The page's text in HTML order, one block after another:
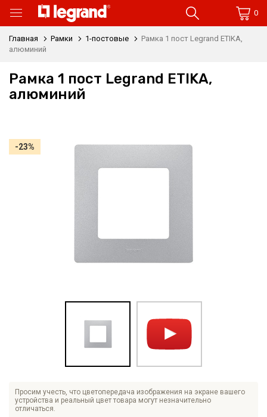
0
Главная Рамки 1-постовые
Рамка 1 пост Legrand ETIKA,
алюминий
Рамка 1 пост Legrand ETIKA,
алюминий
Просим учесть, что цветопередача изображения на экране вашего
устройства и реальный цвет товара могут незначительно
отличаться.
-23%